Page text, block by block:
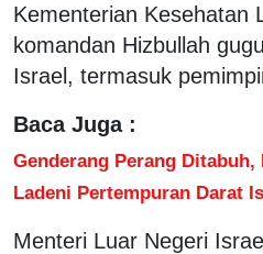
Kementerian Kesehatan
komandan Hizbullah
Israel, termasuk
Baca Juga :
Genderang Perang
Ladeni Pertempuran Darat
Menteri Luar Negeri